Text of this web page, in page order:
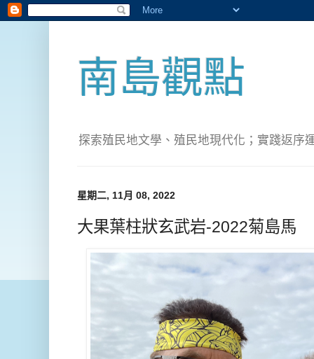
南島觀點
探索殖民地文學、殖民地現代化；實踐返序
星期二, 11月 08, 2022
大果葉柱狀玄武岩-2022菊島馬